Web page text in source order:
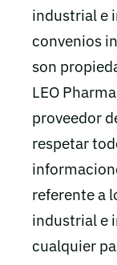
industrial e
convenios
son
LEO
proveedor
respetar
referente a
industrial e
cualquier